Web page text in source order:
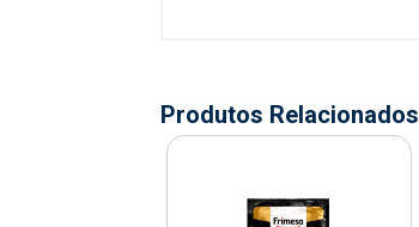
Produtos Relacionados